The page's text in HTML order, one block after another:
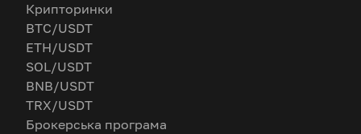
Крипторинки
BTC/USDT
ETH/USDT
SOL/USDT
BNB/USDT
TRX/USDT
Брокерська програма